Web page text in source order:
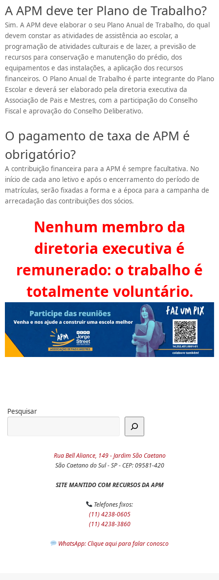
A APM deve ter Plano de Trabalho?
Sim. A APM deve elaborar o seu Plano Anual de Trabalho, do qual
devem constar as atividades de assistência ao escolar, a
programação de atividades culturais e de lazer, a previsão de
recursos para conservação e manutenção do prédio, dos
equipamentos e das instalações, a aplicação dos recursos
financeiros. O Plano Anual de Trabalho é parte integrante do Plano
Escolar e deverá ser elaborado pela diretoria executiva da
Associação de Pais e Mestres, com a participação do Conselho
Fiscal e aprovação do Conselho Deliberativo.
O pagamento de taxa de APM é
obrigatório?
A contribuição financeira para a APM é sempre facultativa. No
início de cada ano letivo e após o encerramento do período de
matrículas, serão fixadas a forma e a época para a campanha de
arrecadação das contribuições dos sócios.
Nenhum membro da
diretoria executiva é
remunerado: o trabalho é
totalmente voluntário.
Pesquisar
Rua Bell Aliance, 149 - Jardim São Caetano
São Caetano do Sul - SP - CEP: 09581-420
SITE MANTIDO COM RECURSOS DA APM
Telefones fixos:
(11) 4238-0605
(11) 4238-3860
WhatsApp: Clique aqui para falar conosco